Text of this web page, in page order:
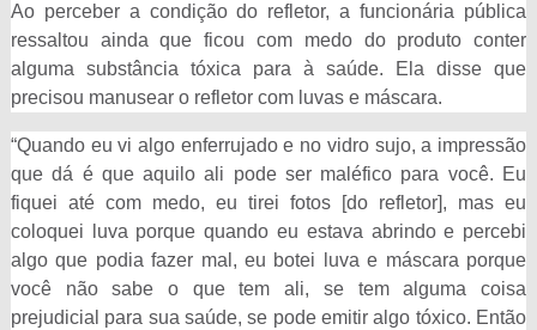
Ao perceber a condição do refletor, a funcionária pública
ressaltou ainda que ficou com medo do produto conter
alguma substância tóxica para à saúde. Ela disse que
precisou manusear o refletor com luvas e máscara.
“Quando eu vi algo enferrujado e no vidro sujo, a impressão
que dá é que aquilo ali pode ser maléfico para você. Eu
fiquei até com medo, eu tirei fotos [do refletor], mas eu
coloquei luva porque quando eu estava abrindo e percebi
algo que podia fazer mal, eu botei luva e máscara porque
você não sabe o que tem ali, se tem alguma coisa
prejudicial para sua saúde, se pode emitir algo tóxico. Então